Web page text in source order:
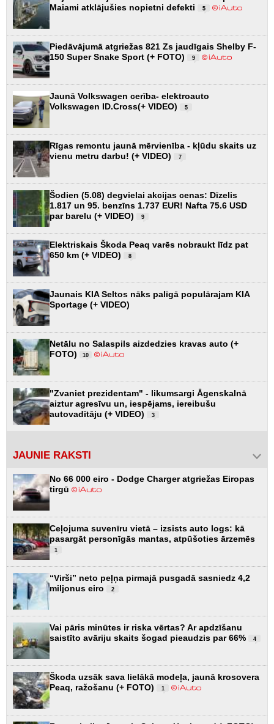
Maiami atklājušies nopietni defekti
5
Piedāvājumā atgriežas 821 Zs jaudīgais Shelby F-
150 Super Snake Sport (+ FOTO)
9
Jaunā Volkswagen cerība- elektroauto
Volkswagen ID.Cross(+ VIDEO)
5
Rīgas remontu jaunā mērvienība - kļūdu skaits uz
vienu metru darbu! (+ VIDEO)
7
Šodien (5.08) degvielai akcijas cenas: Dīzelis
1.817 un 95. benzīns 1.737 EUR! Nafta 75.6 USD
par barelu (+ VIDEO)
9
Elektriskais Škoda Peaq varēs nobraukt līdz pat
650 km (+ VIDEO)
8
Jaunais KIA Seltos nāks palīgā populārajam KIA
Sportage (+ VIDEO)
Netālu no Salaspils aizdedzies kravas auto (+
FOTO)
10
"Zvaniet prezidentam" - likumsargi Āgenskalnā
aiztur agresīvu un, iespējams, iereibušu
autovadītāju (+ VIDEO)
3
JAUNIE RAKSTI
No 66 000 eiro - Dodge Charger atgriežas Eiropas
tirgū
Ceļojuma suvenīru vietā – izsists auto logs: kā
pasargāt personīgās mantas, atpūšoties ārzemēs
1
“Virši” neto peļņa pirmajā pusgadā sasniedz 4,2
miljonus eiro
2
Vai pāris minūtes ir riska vērtas? Ar apdzīšanu
saistīto avāriju skaits šogad pieaudzis par 66%
4
Škoda uzsāk sava lielākā modeļa, jaunā krosovera
Peaq, ražošanu (+ FOTO)
1